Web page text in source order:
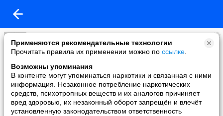
Применяются рекомендательные технологии
Прочитать правила их применении можно по ссылке
Возможны упоминания
В контенте могут упоминаться наркотики и связанная с ними
информация. Незаконное потребление наркотических
средств, психотропных веществ и их аналогов причиняет
вред здоровью, их незаконный оборот запрещён и влечёт
установленную законодательством ответственность
ЦИРКОМАНИЯ !!!
added a photo
05 Aug в 16:21